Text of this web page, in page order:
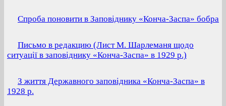
Спроба поновити в Заповіднику «Конча-Заспа» бобра
Письмо в редакцию (Лист М. Шарлеманя щодо
ситуації в заповіднику «Конча-Заспа» в 1929 р.)
З життя Державного заповідника «Конча-Заспа» в
1928 р.